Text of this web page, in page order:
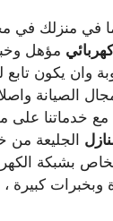
في منزلك في
كهربائي مؤهل
وان يكون
الصيانة
مع خدماتنا على
الجليعة من
بشبكة
وبخبرات كبيرة